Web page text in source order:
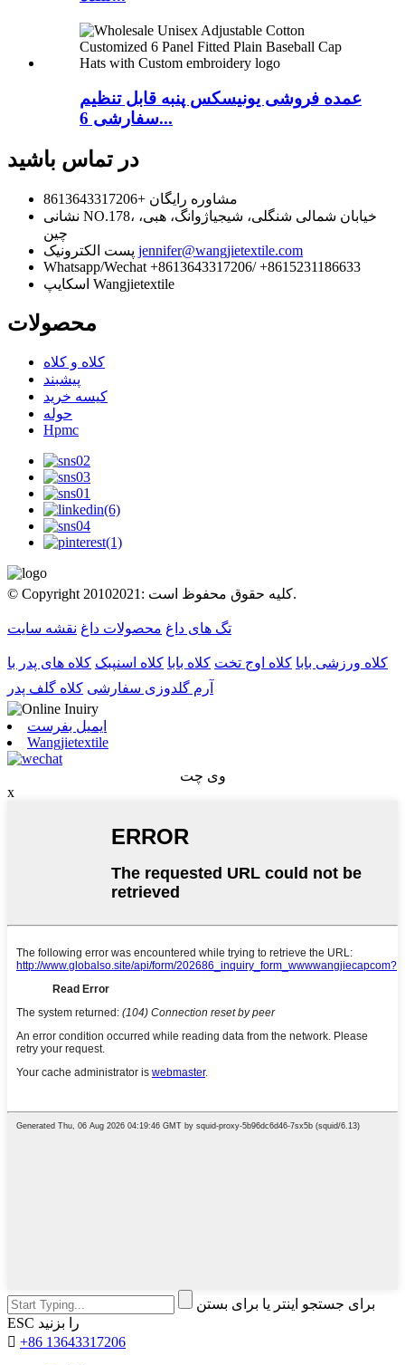
عمده فروشی یونیسکس پنبه قابل تنظیم
سفارشی 6...
در تماس باشید
مشاوره رایگان +8613643317206
نشانی NO.178، خیابان شمالی شنگلی، شیجیاژوانگ، هبی،
چین
پست الکترونیک jennifer@wangjietextile.com
Whatsapp/Wechat +8613643317206/ +8615231186633
اسکایپ Wangjietextile
محصولات
کلاه و کلاه
پیشبند
کیسه خرید
حوله
Hpmc
© Copyright 20102021: کلیه حقوق محفوظ است.
تگ های داغ محصولات داغ نقشه سایت
کلاه ورزشی بابا کلاه اوج تخت کلاه بابا کلاه اسنپبک کلاه های پدر با
آرم گلدوزی سفارشی کلاه گلف پدر
ایمیل بفرست
Wangjietextile
وی چت
x
برای جستجو اینتر یا برای بستن
ESC را بزنید
 +86 13643317206